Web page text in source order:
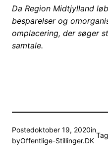
Da Region Midtjylland
besparelser og
omplacering, der søger
samtale.
Postedoktober 19, 2020in
byOffentlige-Stillinger.DK